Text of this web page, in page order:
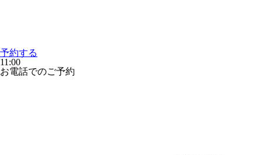
予約する
11:00
お電話でのご予約